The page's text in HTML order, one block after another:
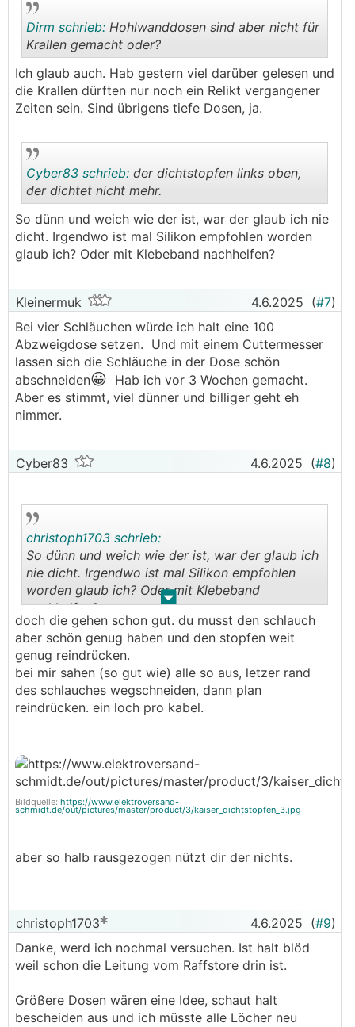
..
Dirm schrieb: Hohlwanddosen sind aber nicht für
Krallen gemacht oder?
Ich glaub auch. Hab gestern viel darüber gelesen und
die Krallen dürften nur noch ein Relikt vergangener
Zeiten sein. Sind übrigens tiefe Dosen, ja.
..
Cyber83 schrieb: der dichtstopfen links oben,
der dichtet nicht mehr.
So dünn und weich wie der ist, war der glaub ich nie
dicht. Irgendwo ist mal Silikon empfohlen worden
glaub ich? Oder mit Klebeband nachhelfen?
Kleinermuk 4.6.2025 (#7)
Bei vier Schläuchen würde ich halt eine 100
Abzweigdose setzen. Und mit einem Cuttermesser
lassen sich die Schläuche in der Dose schön
abschneiden😀 Hab ich vor 3 Wochen gemacht.
Aber es stimmt, viel dünner und billiger geht eh
nimmer.
Cyber83 4.6.2025 (#8)
. .
christoph1703 schrieb:
So dünn und weich wie der ist, war der glaub ich
nie dicht. Irgendwo ist mal Silikon empfohlen
worden glaub ich? Oder mit Klebeband
nachhelfen?
doch die gehen schon gut. du musst den schlauch
aber schön genug haben und den stopfen weit
genug reindrücken.
bei mir sahen (so gut wie) alle so aus, letzer rand
des schlauches wegschneiden, dann plan
reindrücken. ein loch pro kabel.
Bildquelle: https://www.elektroversand-
schmidt.de/out/pictures/master/product/3/kaiser_dichtstopfen_3.jpg
aber so halb rausgezogen nützt dir der nichts.
christoph1703 4.6.2025 (#9)
Danke, werd ich nochmal versuchen. Ist halt blöd
weil schon die Leitung vom Raffstore drin ist.
Größere Dosen wären eine Idee, schaut halt
bescheiden aus und ich müsste alle Löcher neu